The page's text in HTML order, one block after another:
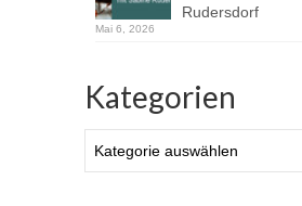
Rudersdorf
Mai 6, 2026
Kategorien